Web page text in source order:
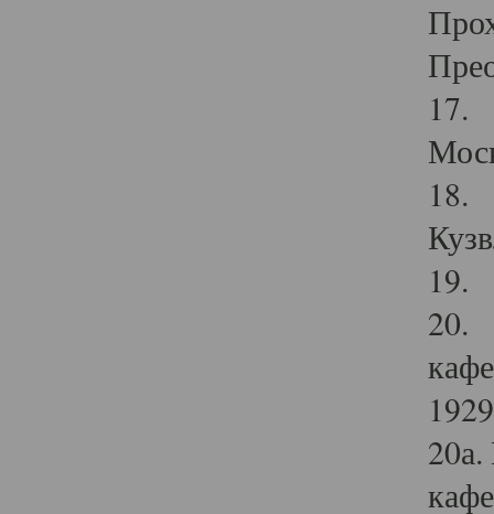
17.
18.
19.
20.